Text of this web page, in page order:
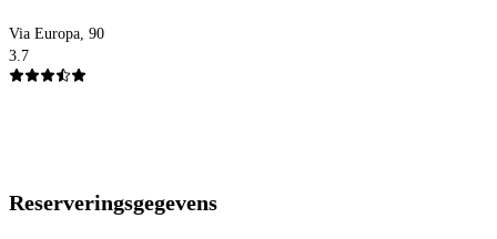
Via Europa, 90
3.7
Reserveringsgegevens